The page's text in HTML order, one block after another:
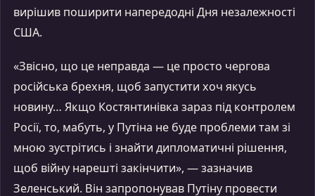
вирішив поширити напередодні Дня незалежності
США.
«Звісно, що це неправда — це просто чергова
російська брехня, щоб запустити хоч якусь
новину… Якщо Костянтинівка зараз під контролем
Росії, то, мабуть, у Путіна не буде проблеми там зі
мною зустрітись і знайти дипломатичні рішення,
щоб війну нарешті закінчити», — зазначив
Зеленський. Він запропонував Путіну провести